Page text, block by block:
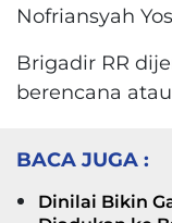
Nofriansyah
Brigadir RR
berencana
BACA JUGA :
Dinilai Bikin